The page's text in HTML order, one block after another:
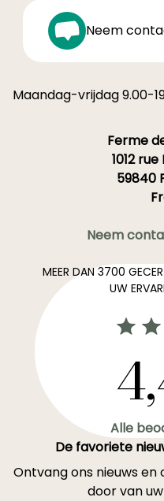
Neem
Maandag-vrijdag 9.00-
Ferme
1012
59840
Neem
MEER DAN 3700
UW
Alle
De favoriete
Ontvang ons nieuws
door van